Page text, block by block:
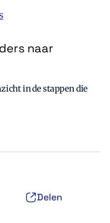
naar
in de stappen die
Delen